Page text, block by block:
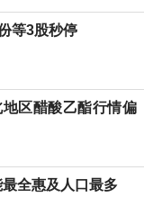
等3股秒停
区醋酸乙酯行情偏
全惠及人口最多